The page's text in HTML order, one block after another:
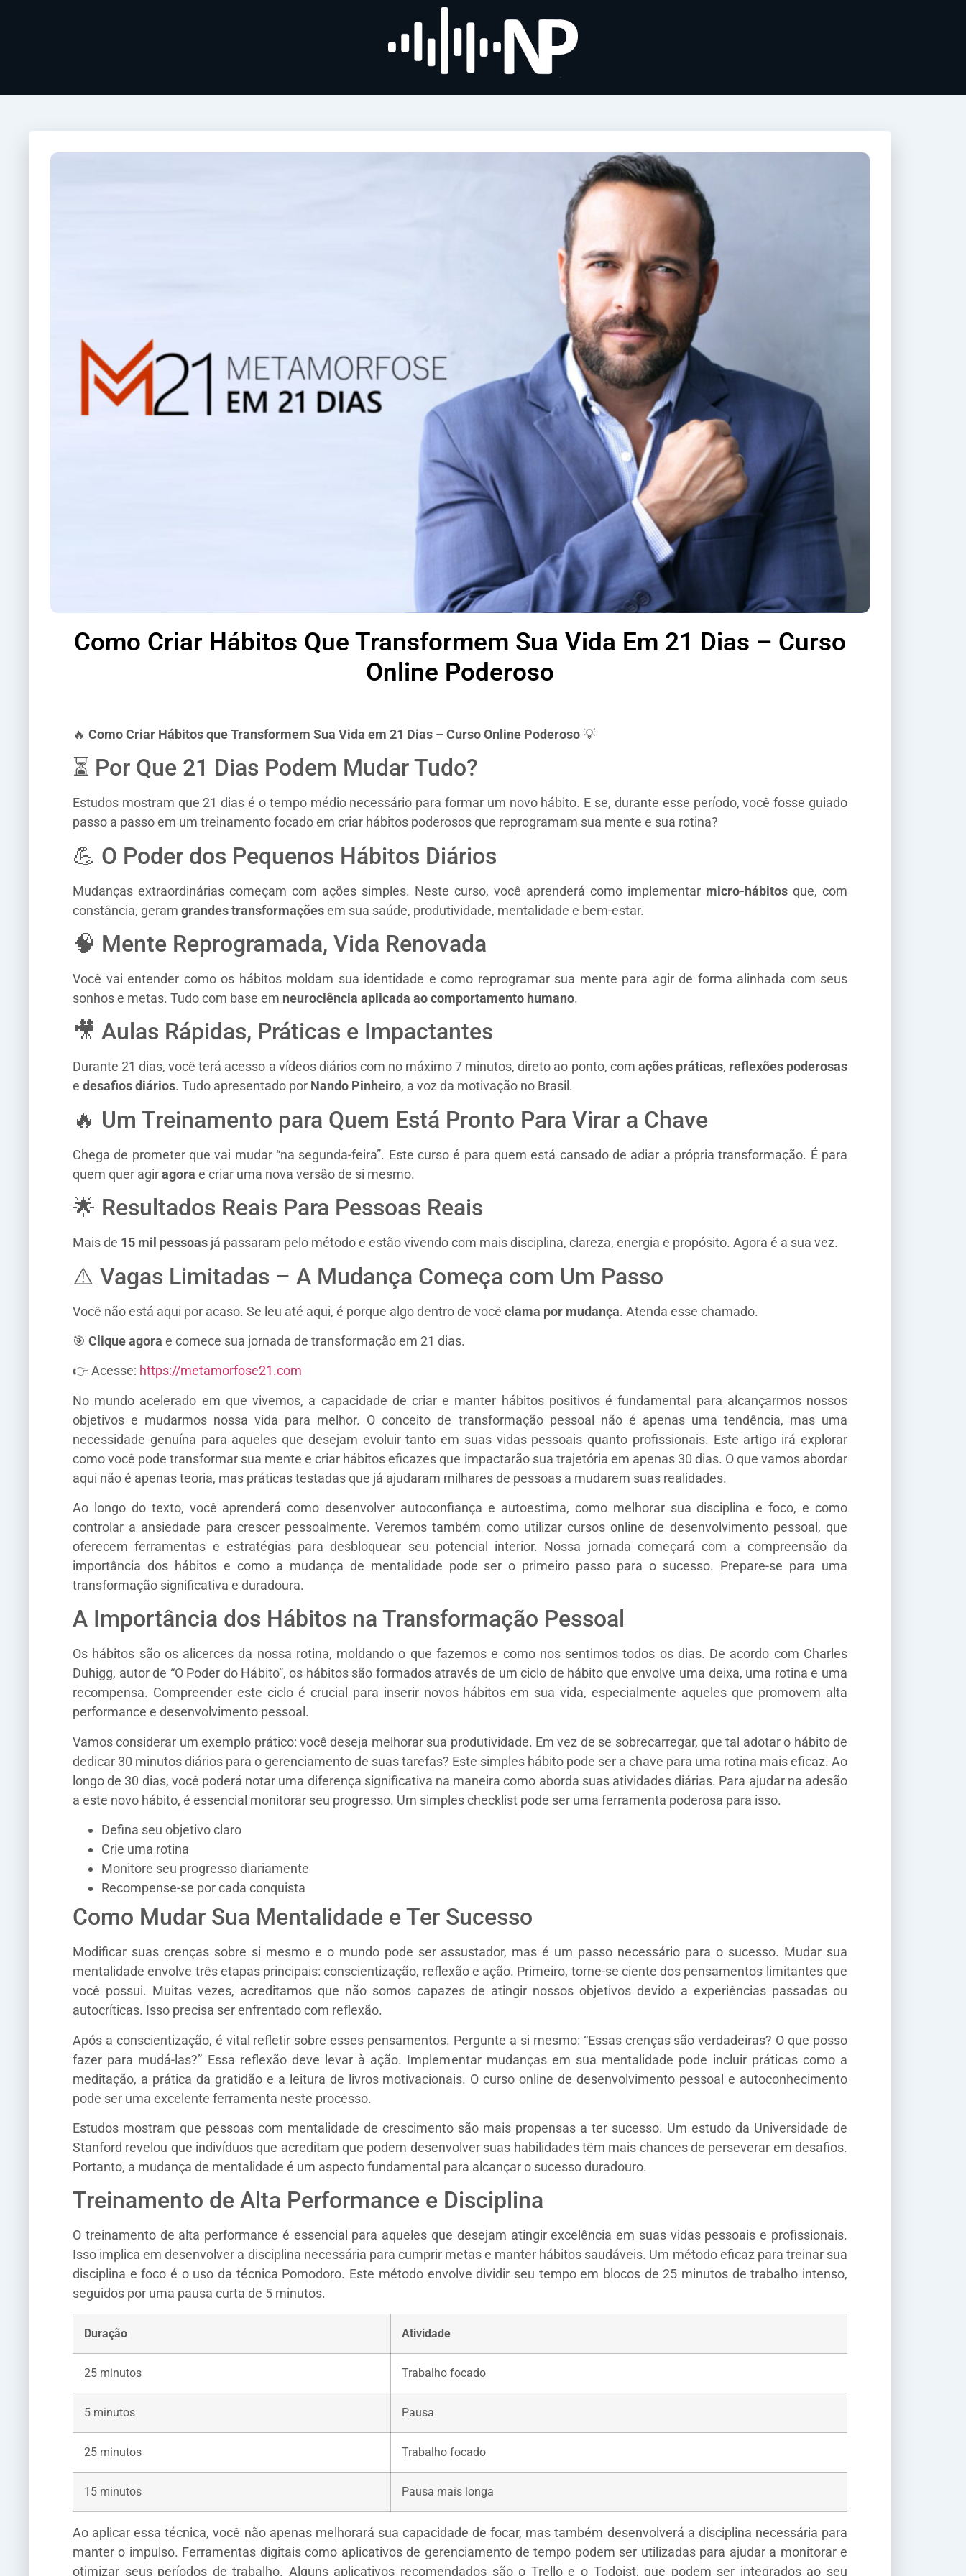
Como Criar Hábitos Que Transformem Sua Vida Em 21 Dias – Curso
Online Poderoso
🔥 Como Criar Hábitos que Transformem Sua Vida em 21 Dias – Curso Online Poderoso💡
⏳ Por Que 21 Dias Podem Mudar Tudo?
Estudos mostram que 21 dias é o tempo médio necessário para formar um novo hábito. E se, durante esse período, você fosse guiado
passo a passo em um treinamento focado em criar hábitos poderosos que reprogramam sua mente e sua rotina?
💪 O Poder dos Pequenos Hábitos Diários
Mudanças extraordinárias começam com ações simples. Neste curso, você aprenderá como implementar micro-hábitos que, com
constância, geram grandes transformaçõesem sua saúde, produtividade, mentalidade e bem-estar.
🧠 Mente Reprogramada, Vida Renovada
Você vai entender como os hábitos moldam sua identidade e como reprogramar sua mente para agir de forma alinhada com seus
sonhos e metas. Tudo com base em neurociência aplicada ao comportamento humano.
🎥 Aulas Rápidas, Práticas e Impactantes
Durante 21 dias, você terá acesso a vídeos diários com no máximo 7 minutos, direto ao ponto, com ações práticas, reflexões poderosas
e desafios diários. Tudo apresentado por Nando Pinheiro, a voz da motivação no Brasil.
🔥 Um Treinamento para Quem Está Pronto Para Virar a Chave
Chega de prometer que vai mudar “na segunda-feira”. Este curso é para quem está cansado de adiar a própria transformação. É para
quem quer agiragora e criar uma nova versão de si mesmo.
🌟 Resultados Reais Para Pessoas Reais
Mais de 15 mil pessoas já passaram pelo método e estão vivendo com mais disciplina, clareza, energia e propósito. Agora é a sua vez.
⚠️ Vagas Limitadas – A Mudança Começa com Um Passo
Você não está aqui por acaso. Se leu até aqui, é porque algo dentro de você clama por mudança. Atenda esse chamado.
🎯 Clique agora e comece sua jornada de transformação em 21 dias.
👉 Acesse: https://metamorfose21.com
No mundo acelerado em que vivemos, a capacidade de criar e manter hábitos positivos é fundamental para alcançarmos nossos
objetivos e mudarmos nossa vida para melhor. O conceito de transformação pessoal não é apenas uma tendência, mas uma
necessidade genuína para aqueles que desejam evoluir tanto em suas vidas pessoais quanto profissionais. Este artigo irá explorar
como você pode transformar sua mente e criar hábitos eficazes que impactarão sua trajetória em apenas 30 dias. O que vamos abordar
aqui não é apenas teoria, mas práticas testadas que já ajudaram milhares de pessoas a mudarem suas realidades.
Ao longo do texto, você aprenderá como desenvolver autoconfiança e autoestima, como melhorar sua disciplina e foco, e como
controlar a ansiedade para crescer pessoalmente. Veremos também como utilizar cursos online de desenvolvimento pessoal, que
oferecem ferramentas e estratégias para desbloquear seu potencial interior. Nossa jornada começará com a compreensão da
importância dos hábitos e como a mudança de mentalidade pode ser o primeiro passo para o sucesso. Prepare-se para uma
transformação significativa e duradoura.
A Importância dos Hábitos na Transformação Pessoal
Os hábitos são os alicerces da nossa rotina, moldando o que fazemos e como nos sentimos todos os dias. De acordo com Charles
Duhigg, autor de “O Poder do Hábito”, os hábitos são formados através de um ciclo de hábito que envolve uma deixa, uma rotina e uma
recompensa. Compreender este ciclo é crucial para inserir novos hábitos em sua vida, especialmente aqueles que promovem alta
performance e desenvolvimento pessoal.
Vamos considerar um exemplo prático: você deseja melhorar sua produtividade. Em vez de se sobrecarregar, que tal adotar o hábito de
dedicar 30 minutos diários para o gerenciamento de suas tarefas? Este simples hábito pode ser a chave para uma rotina mais eficaz. Ao
longo de 30 dias, você poderá notar uma diferença significativa na maneira como aborda suas atividades diárias. Para ajudar na adesão
a este novo hábito, é essencial monitorar seu progresso. Um simples checklist pode ser uma ferramenta poderosa para isso.
Defina seu objetivo claro
Crie uma rotina
Monitore seu progresso diariamente
Recompense-se por cada conquista
Como Mudar Sua Mentalidade e Ter Sucesso
Modificar suas crenças sobre si mesmo e o mundo pode ser assustador, mas é um passo necessário para o sucesso. Mudar sua
mentalidade envolve três etapas principais: conscientização, reflexão e ação. Primeiro, torne-se ciente dos pensamentos limitantes que
você possui. Muitas vezes, acreditamos que não somos capazes de atingir nossos objetivos devido a experiências passadas ou
autocríticas. Isso precisa ser enfrentado com reflexão.
Após a conscientização, é vital refletir sobre esses pensamentos. Pergunte a si mesmo: “Essas crenças são verdadeiras? O que posso
fazer para mudá-las?” Essa reflexão deve levar à ação. Implementar mudanças em sua mentalidade pode incluir práticas como a
meditação, a prática da gratidão e a leitura de livros motivacionais. O curso online de desenvolvimento pessoal e autoconhecimento
pode ser uma excelente ferramenta neste processo.
Estudos mostram que pessoas com mentalidade de crescimento são mais propensas a ter sucesso. Um estudo da Universidade de
Stanford revelou que indivíduos que acreditam que podem desenvolver suas habilidades têm mais chances de perseverar em desafios.
Portanto, a mudança de mentalidade é um aspecto fundamental para alcançar o sucesso duradouro.
Treinamento de Alta Performance e Disciplina
O treinamento de alta performance é essencial para aqueles que desejam atingir excelência em suas vidas pessoais e profissionais.
Isso implica em desenvolver a disciplina necessária para cumprir metas e manter hábitos saudáveis. Um método eficaz para treinar sua
disciplina e foco é o uso da técnica Pomodoro. Este método envolve dividir seu tempo em blocos de 25 minutos de trabalho intenso,
seguidos por uma pausa curta de 5 minutos.
Duração Atividade
25 minutos Trabalho focado
5 minutos Pausa
25 minutos Trabalho focado
15 minutos Pausa mais longa
Ao aplicar essa técnica, você não apenas melhorará sua capacidade de focar, mas também desenvolverá a disciplina necessária para
manter o impulso. Ferramentas digitais como aplicativos de gerenciamento de tempo podem ser utilizadas para ajudar a monitorar e
otimizar seus períodos de trabalho. Alguns aplicativos recomendados são o Trello e o Todoist, que podem ser integrados ao seu